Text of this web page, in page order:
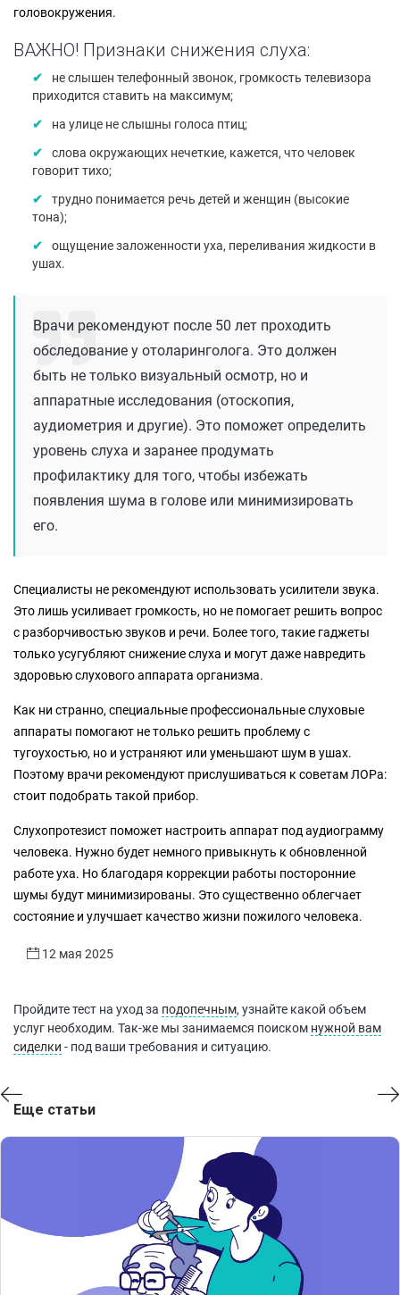
головокружения.
ВАЖНО! Признаки снижения слуха:
не слышен телефонный звонок, громкость телевизора
приходится ставить на максимум;
на улице не слышны голоса птиц;
слова окружающих нечеткие, кажется, что человек
говорит тихо;
трудно понимается речь детей и женщин (высокие
тона);
ощущение заложенности уха, переливания жидкости в
ушах.
Врачи рекомендуют после 50 лет проходить
обследование у отоларинголога. Это должен
быть не только визуальный осмотр, но и
аппаратные исследования (отоскопия,
аудиометрия и другие). Это поможет определить
уровень слуха и заранее продумать
профилактику для того, чтобы избежать
появления шума в голове или минимизировать
его.
Специалисты не рекомендуют использовать усилители звука.
Это лишь усиливает громкость, но не помогает решить вопрос
с разборчивостью звуков и речи. Более того, такие гаджеты
только усугубляют снижение слуха и могут даже навредить
здоровью слухового аппарата организма.
Как ни странно, специальные профессиональные слуховые
аппараты помогают не только решить проблему с
тугоухостью, но и устраняют или уменьшают шум в ушах.
Поэтому врачи рекомендуют прислушиваться к советам ЛОРа:
стоит подобрать такой прибор.
Слухопротезист поможет настроить аппарат под аудиограмму
человека. Нужно будет немного привыкнуть к обновленной
работе уха. Но благодаря коррекции работы посторонние
шумы будут минимизированы. Это существенно облегчает
состояние и улучшает качество жизни пожилого человека.
12 мая 2025
Пройдите тест на уход за подопечным, узнайте какой объем
услуг необходим. Так-же мы занимаемся поиском нужной вам
сиделки - под ваши требования и ситуацию.
Еще статьи